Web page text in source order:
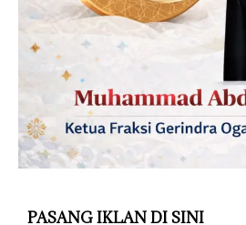
PASANG IKLAN DI SINI